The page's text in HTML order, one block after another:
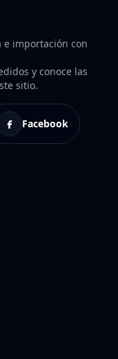
e importación con
y conoce las
sitio.
Facebook